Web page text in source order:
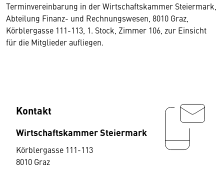
Terminvereinbarung in der Wirtschaftskammer Steiermark,
Abteilung Finanz- und Rechnungswesen, 8010 Graz,
Körblergasse 111-113, 1. Stock, Zimmer 106, zur Einsicht
für die Mitglieder aufliegen.
Kontakt
Wirtschaftskammer Steiermark
Körblergasse 111-113
8010 Graz